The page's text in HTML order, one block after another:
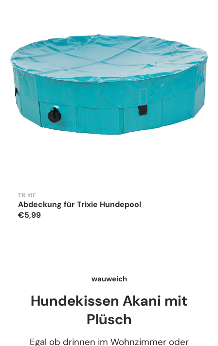
TRIXIE
Abdeckung für Trixie Hundepool
€5,99
wauweich
Hundekissen Akani mit
Plüsch
Egal ob drinnen im Wohnzimmer oder